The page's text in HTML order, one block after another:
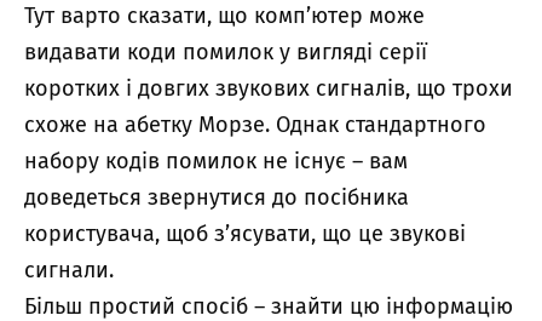
Тут варто сказати, що комп’ютер може
видавати коди помилок у вигляді серії
коротких і довгих звукових сигналів, що трохи
схоже на абетку Морзе. Однак стандартного
набору кодів помилок не існує – вам
доведеться звернутися до посібника
користувача, щоб з’ясувати, що це звукові
сигнали.
Більш простий спосіб – знайти цю інформацію